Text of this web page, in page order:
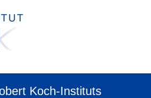
Koch-Instituts